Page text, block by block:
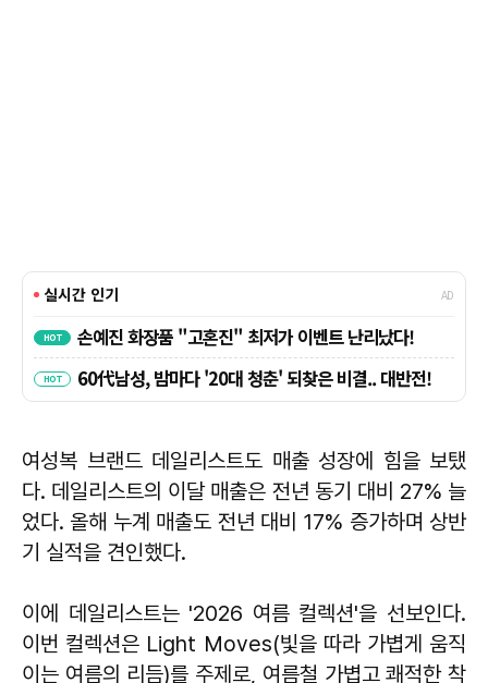
여성복 브랜드 데일리스트도 매출 성장에 힘을 보탰
다. 데일리스트의 이달 매출은 전년 동기 대비 27% 늘
었다. 올해 누계 매출도 전년 대비 17% 증가하며 상반
기 실적을 견인했다.
이에 데일리스트는 '2026 여름 컬렉션'을 선보인다.
이번 컬렉션은 Light Moves(빛을 따라 가볍게 움직
이는 여름의 리듬)를 주제로, 여름철 가볍고 쾌적한 착